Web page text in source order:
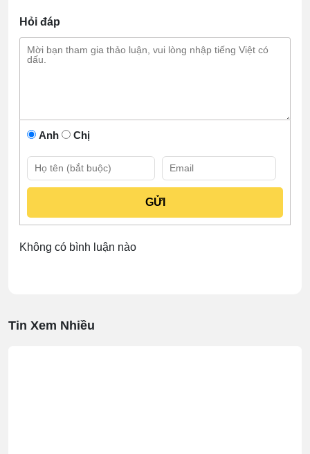
Hỏi đáp
Anh Chị
Không có bình luận nào
Tin Xem Nhiều